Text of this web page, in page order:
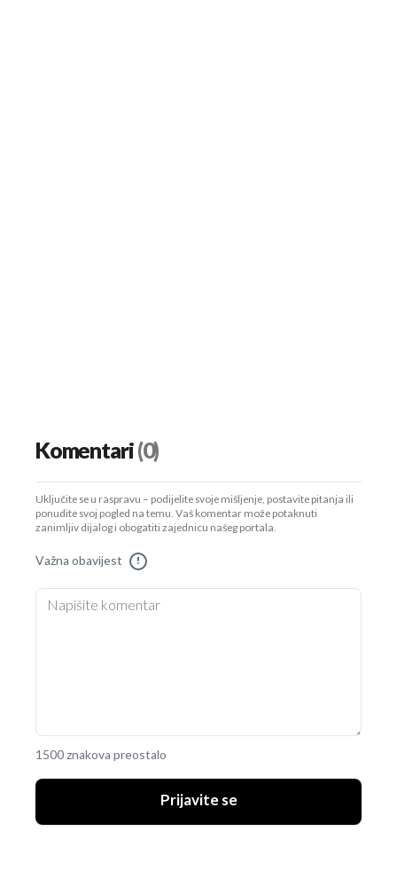
Komentari(0)
Uključite se u raspravu – podijelite svoje mišljenje, postavite pitanja ili
ponudite svoj pogled na temu. Vaš komentar može potaknuti
zanimljiv dijalog i obogatiti zajednicu našeg portala.
Važna obavijest !
1500 znakova preostalo
Prijavite se